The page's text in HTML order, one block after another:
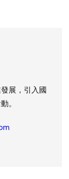
展，引入國
。